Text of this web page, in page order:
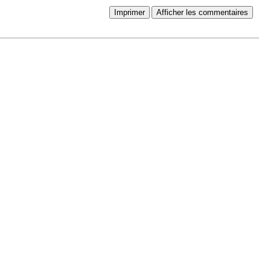
Imprimer Afficher les commentaires